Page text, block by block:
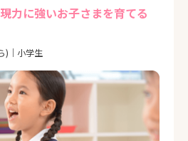
力に強いお子さまを育てる
)｜小学生